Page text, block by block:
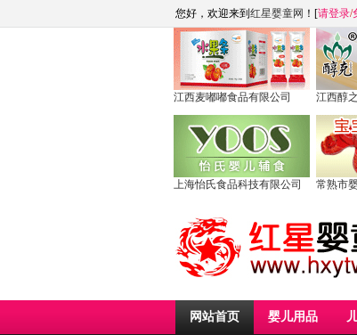
您好，欢迎来到 红星婴童网 ！[请登录/
江西麦嘟嘟食品有限公司 江西醇
上海怡氏食品科技有限公司 常熟市
网站首页 婴儿用品